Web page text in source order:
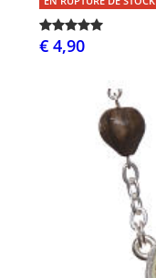
€ 4,90